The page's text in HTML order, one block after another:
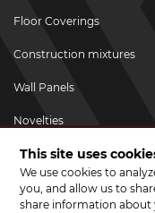
Floor Coverings
Construction mixtures
Wall Panels
Novelties
Promotional goods
Promotions & Discounts
This site uses
We use cookies to
you, and allow us to
share information